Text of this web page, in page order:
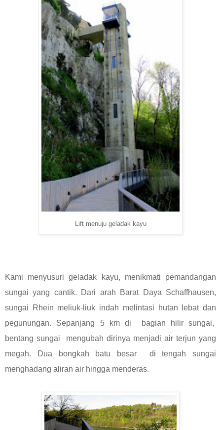
Lift menuju geladak kayu
Kami menyusuri geladak kayu, menikmati pemandangan
sungai yang cantik. Dari arah Barat Daya Schaffhausen,
sungai Rhein meliuk-liuk indah melintasi hutan lebat dan
pegunungan. Sepanjang 5 km di bagian hilir sungai,
bentang sungai mengubah dirinya menjadi air terjun yang
megah. Dua bongkah batu besar di tengah sungai
menghadang aliran air hingga menderas.